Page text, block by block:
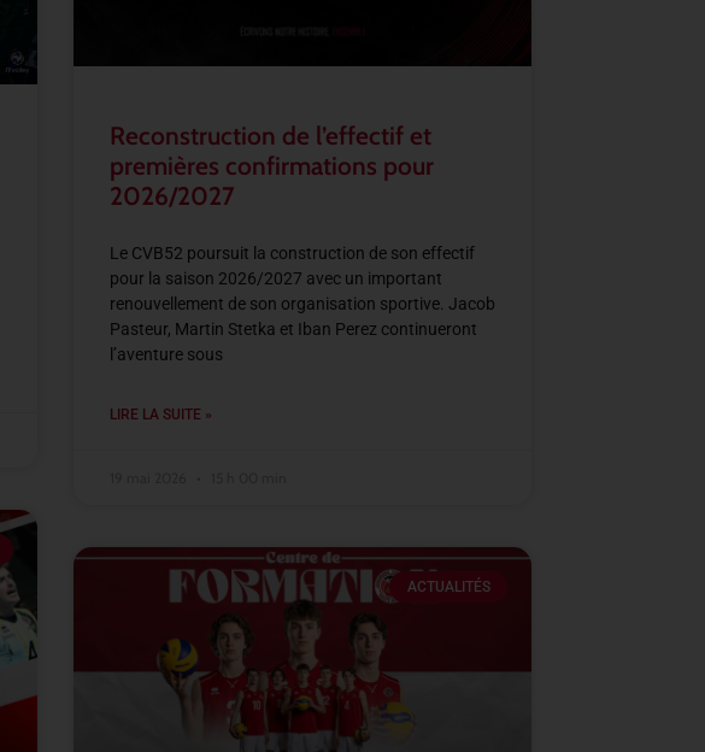
Reconstruction de l’effectif et
premières confirmations pour
2026/2027
Le CVB52 poursuit la construction de son effectif
pour la saison 2026/2027 avec un important
renouvellement de son organisation sportive. Jacob
Pasteur, Martin Stetka et Iban Perez continueront
l’aventure sous
LIRE LA SUITE »
ACTUALITÉS